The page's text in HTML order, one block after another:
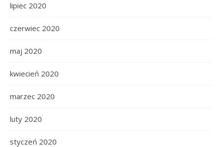
lipiec 2020
czerwiec 2020
maj 2020
kwiecień 2020
marzec 2020
luty 2020
styczeń 2020